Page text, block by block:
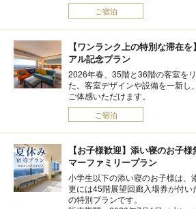
ご宿泊
【ワンランク上の特別な滞在
アル記念プラン
2026年春、35階と36階の客室を
た。客室デザインや設備を一新し
ご体感いただけます。
ご宿泊
【お子様歓迎】添い寝のお子
マーファミリープラン
小学生以下の添い寝のお子様は、
更には45階展望回廊入場券が付
の特別プランです。